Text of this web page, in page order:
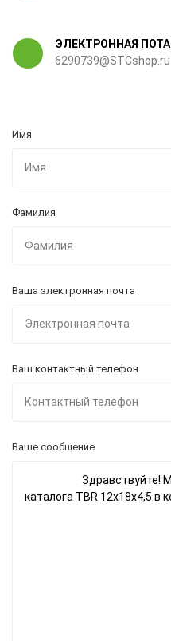
ЭЛЕКТРОННАЯ ПОТА
6290739@STCshop.ru
Имя
Фамилия
Ваша электронная почта
Ваш контактный телефон
Ваше сообщение